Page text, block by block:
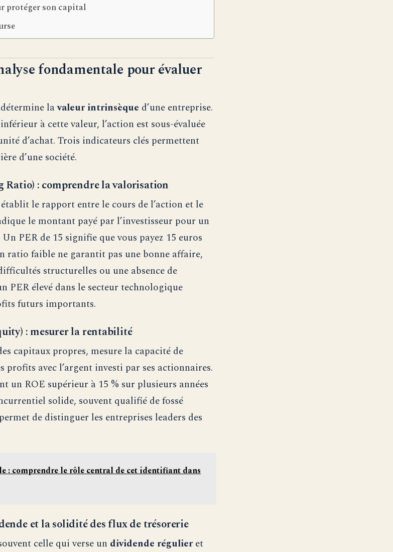
protéger son capital
fondamentale pour évaluer
détermine lavaleur intrinsèque d’une entreprise.
à cette valeur, l’action est sous-évaluée
d’achat. Trois indicateurs clés permettent
d’une société.
Ratio) : comprendre la valorisation
établit le rapport entre le cours de l’action et le
le montant payé par l’investisseur pour un
PER de 15 signifie que vous payez 15 euros
ratio faible ne garantit pas une bonne affaire,
structurelles ou une absence de
PER élevé dans le secteur technologique
futurs importants.
: mesurer la rentabilité
capitaux propres, mesure la capacité de
profits avec l’argent investi par ses actionnaires.
un ROE supérieur à 15 % sur plusieurs années
solide, souvent qualifié de fossé
de distinguer les entreprises leaders des
: comprendre le rôle central de cet identifiant dans
et la solidité des flux de trésorerie
celle qui verse un dividende régulieret